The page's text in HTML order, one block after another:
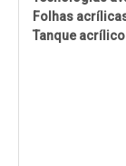
Folhas
Tanque